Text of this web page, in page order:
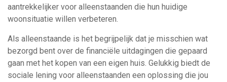
aantrekkelijker voor alleenstaanden die hun huidige
woonsituatie willen verbeteren.
Als alleenstaande is het begrijpelijk dat je misschien wat
bezorgd bent over de financiële uitdagingen die gepaard
gaan met het kopen van een eigen huis. Gelukkig biedt de
sociale lening voor alleenstaanden een oplossing die jou